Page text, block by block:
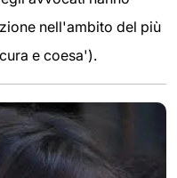
nell'ambito del più
e coesa').